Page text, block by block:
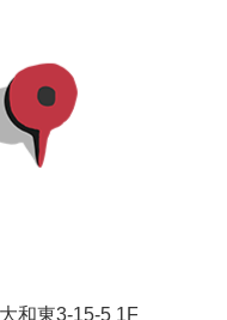
和東3-15-5 1F